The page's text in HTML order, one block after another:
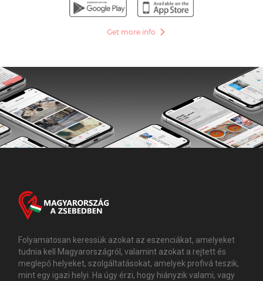
Get more info
Folyamatosan keressük azokat az eszenciákat, amelyeket
tudnia kell Magyarországról, valamint azokat a rejtett és
meglepő helyeket, szolgáltatásokat, amelyek profivá teszik,
mint egy igazi helyi. Ha úgy érzi, hogy hiányzik valami, vagy